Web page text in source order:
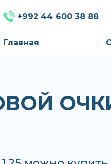
+992 44 600 38 88
Главная